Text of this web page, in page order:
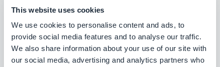
This website uses cookies
We use cookies to personalise content and ads, to
provide social media features and to analyse our traffic.
We also share information about your use of our site with
our social media, advertising and analytics partners who
Zoho CRM
Améliorez votre relation client
Gratuit